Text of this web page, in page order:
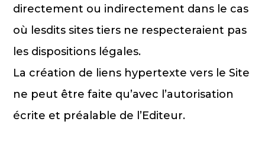
directement ou indirectement dans le cas
où lesdits sites tiers ne respecteraient pas
les dispositions légales.
La création de liens hypertexte vers le Site
ne peut être faite qu’avec l’autorisation
écrite et préalable de l’Editeur.